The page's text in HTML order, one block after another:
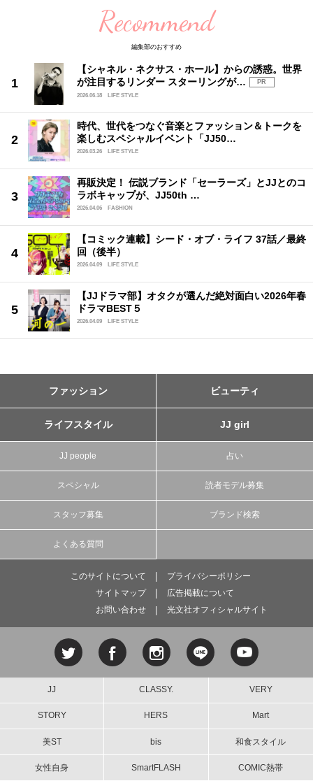
Recommend
編集部のおすすめ
【シャネル・ネクサス・ホール】からの誘惑。世界
が注目するリンダー スターリングが…
PR
2026.06.18
LIFE STYLE
時代、世代をつなぐ音楽とファッション＆トークを
楽しむスペシャルイベント「JJ50…
2026.03.26 LIFE STYLE
再販決定！ 伝説ブランド「セーラーズ」とJJとのコ
ラボキャップが、JJ50th …
2026.04.06 FASHION
【コミック連載】シード・オブ・ライフ 37話／最終
回（後半）
2026.04.09 LIFE STYLE
【JJドラマ部】オタクが選んだ絶対面白い2026年春
ドラマBEST５
2026.04.09 LIFE STYLE
ファッション ビューティ
ライフスタイル JJ girl
JJ people 占い
スペシャル 読者モデル募集
スタッフ募集 ブランド検索
よくある質問
このサイトについて
プライバシーポリシー
サイトマップ
広告掲載について
お問い合わせ
光文社オフィシャルサイト
JJ CLASSY. VERY
STORY HERS Mart
美ST bis 和食スタイル
女性自身 SmartFLASH COMIC熱帯